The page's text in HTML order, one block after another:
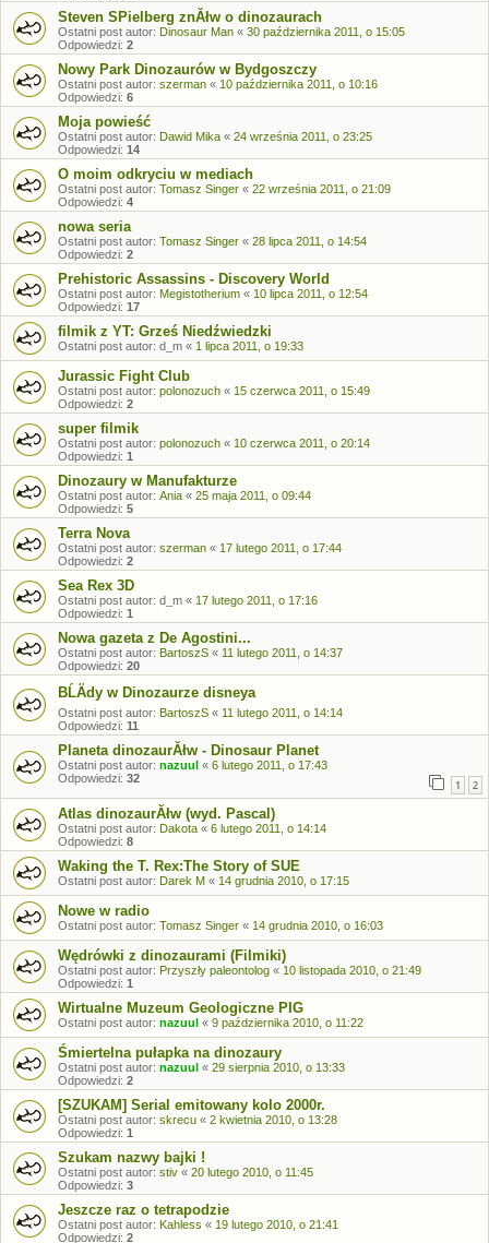
Steven SPielberg znĂłw o dinozaurach
Ostatni post autor: Dinosaur Man « 30 października 2011, o 15:05
Odpowiedzi: 2
Nowy Park Dinozaurów w Bydgoszczy
Ostatni post autor: szerman « 10 października 2011, o 10:16
Odpowiedzi: 6
Moja powieść
Ostatni post autor: Dawid Mika « 24 września 2011, o 23:25
Odpowiedzi: 14
O moim odkryciu w mediach
Ostatni post autor: Tomasz Singer « 22 września 2011, o 21:09
Odpowiedzi: 4
nowa seria
Ostatni post autor: Tomasz Singer « 28 lipca 2011, o 14:54
Odpowiedzi: 2
Prehistoric Assassins - Discovery World
Ostatni post autor: Megistotherium « 10 lipca 2011, o 12:54
Odpowiedzi: 17
filmik z YT: Grześ Niedźwiedzki
Ostatni post autor: d_m « 1 lipca 2011, o 19:33
Jurassic Fight Club
Ostatni post autor: polonozuch « 15 czerwca 2011, o 15:49
Odpowiedzi: 2
super filmik
Ostatni post autor: polonozuch « 10 czerwca 2011, o 20:14
Odpowiedzi: 1
Dinozaury w Manufakturze
Ostatni post autor: Ania « 25 maja 2011, o 09:44
Odpowiedzi: 5
Terra Nova
Ostatni post autor: szerman « 17 lutego 2011, o 17:44
Odpowiedzi: 2
Sea Rex 3D
Ostatni post autor: d_m « 17 lutego 2011, o 17:16
Odpowiedzi: 1
Nowa gazeta z De Agostini...
Ostatni post autor: BartoszS « 11 lutego 2011, o 14:37
Odpowiedzi: 20
BĹÄdy w Dinozaurze disneya
Ostatni post autor: BartoszS « 11 lutego 2011, o 14:14
Odpowiedzi: 11
Planeta dinozaurĂłw - Dinosaur Planet
Ostatni post autor: nazuul « 6 lutego 2011, o 17:43
Odpowiedzi: 32 1 2
Atlas dinozaurĂłw (wyd. Pascal)
Ostatni post autor: Dakota « 6 lutego 2011, o 14:14
Odpowiedzi: 8
Waking the T. Rex:The Story of SUE
Ostatni post autor: Darek M « 14 grudnia 2010, o 17:15
Nowe w radio
Ostatni post autor: Tomasz Singer « 14 grudnia 2010, o 16:03
Wędrówki z dinozaurami (Filmiki)
Ostatni post autor: Przyszły paleontolog « 10 listopada 2010, o 21:49
Odpowiedzi: 1
Wirtualne Muzeum Geologiczne PIG
Ostatni post autor: nazuul « 9 października 2010, o 11:22
Śmiertelna pułapka na dinozaury
Ostatni post autor: nazuul « 29 sierpnia 2010, o 13:33
Odpowiedzi: 2
[SZUKAM] Serial emitowany kolo 2000r.
Ostatni post autor: skrecu « 2 kwietnia 2010, o 13:28
Odpowiedzi: 1
Szukam nazwy bajki !
Ostatni post autor: stiv « 20 lutego 2010, o 11:45
Odpowiedzi: 3
Jeszcze raz o tetrapodzie
Ostatni post autor: Kahless « 19 lutego 2010, o 21:41
Odpowiedzi: 2